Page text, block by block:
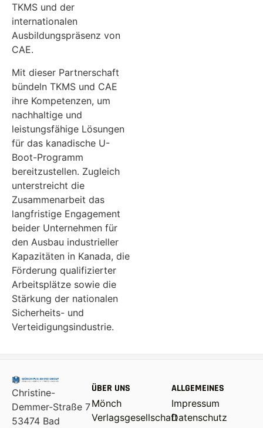
TKMS und der
internationalen
Ausbildungspräsenz von
CAE.
Mit dieser Partnerschaft
bündeln TKMS und CAE
ihre Kompetenzen, um
nachhaltige und
leistungsfähige Lösungen
für das kanadische U-
Boot-Programm
bereitzustellen. Zugleich
unterstreicht die
Zusammenarbeit das
langfristige Engagement
beider Unternehmen für
den Ausbau industrieller
Kapazitäten in Kanada, die
Förderung qualifizierter
Arbeitsplätze sowie die
Stärkung der nationalen
Sicherheits- und
Verteidigungsindustrie.
Christine-
Demmer-Straße 7
53474 Bad
ÜBER UNS
Mönch
Verlagsgesellschaft
ALLGEMEINES
Impressum
Datenschutz